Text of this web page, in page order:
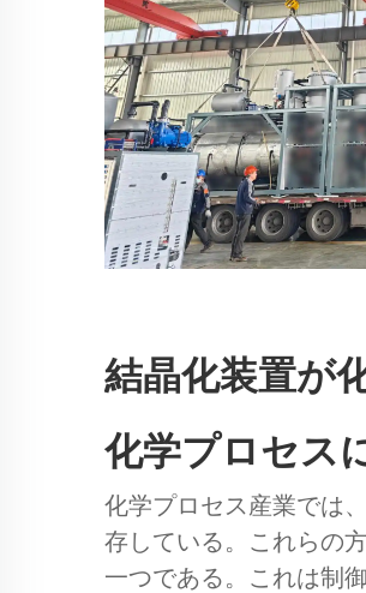
結晶化装置が
化学プロセス
化学プロセス産業では
存している。これらの
一つである。これは制